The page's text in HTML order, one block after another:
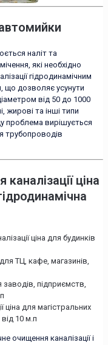
наліт та
які необхідно
гідродинамічним
що дозволяє усунути
від 50 до 1000
та інші типи
проблема вирішується
трубопроводів
ціна
ціна для будинків
ТЦ, кафе, магазинів,
заводів, підприємств,
ціна для магістральних
10 м.п
очищення каналізації і